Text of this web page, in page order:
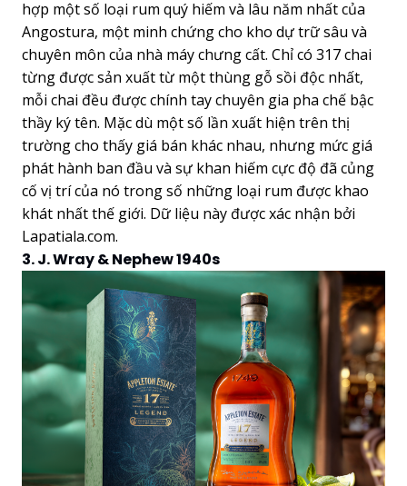
hợp một số loại rum quý hiếm và lâu năm nhất của
Angostura, một minh chứng cho kho dự trữ sâu và
chuyên môn của nhà máy chưng cất. Chỉ có 317 chai
từng được sản xuất từ một thùng gỗ sồi độc nhất,
mỗi chai đều được chính tay chuyên gia pha chế bậc
thầy ký tên. Mặc dù một số lần xuất hiện trên thị
trường cho thấy giá bán khác nhau, nhưng mức giá
phát hành ban đầu và sự khan hiếm cực độ đã củng
cố vị trí của nó trong số những loại rum được khao
khát nhất thế giới. Dữ liệu này được xác nhận bởi
Lapatiala.com.
3. J. Wray & Nephew 1940s